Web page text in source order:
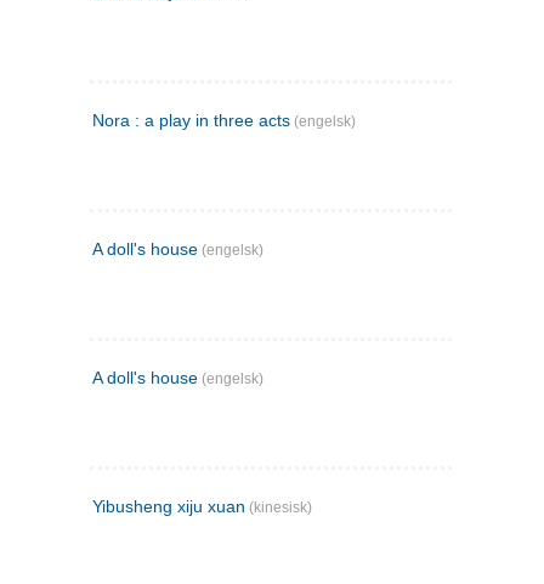
Nora : a play in three acts (engelsk)
A doll's house (engelsk)
A doll's house (engelsk)
Yibusheng xiju xuan (kinesisk)